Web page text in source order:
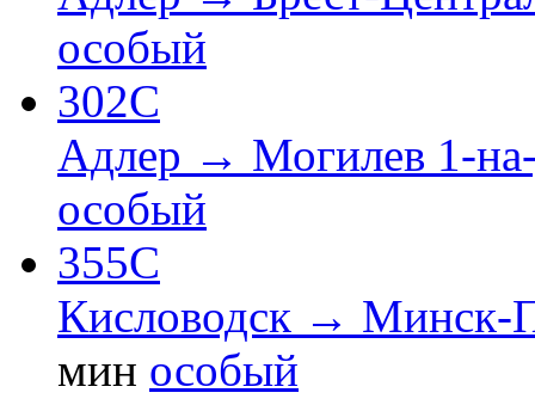
особый
302С
Адлер → Могилев 1-
особый
355С
Кисловодск → Минск-
мин особый